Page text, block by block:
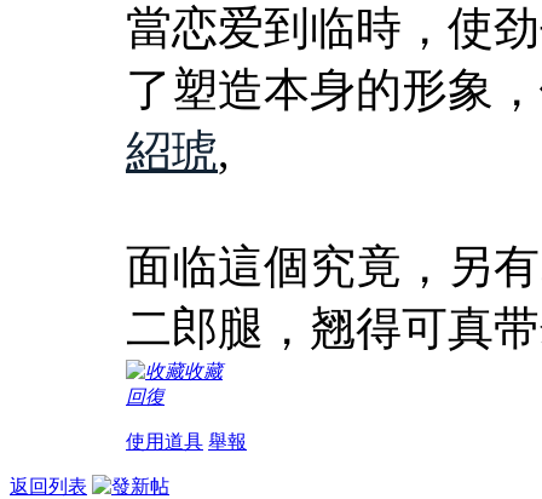
當恋爱到临時，使
了塑造本身的形象
紹琥,
面临這個究竟，另
二郎腿，翘得可真
收藏
回復
使用道具 舉報
返回列表